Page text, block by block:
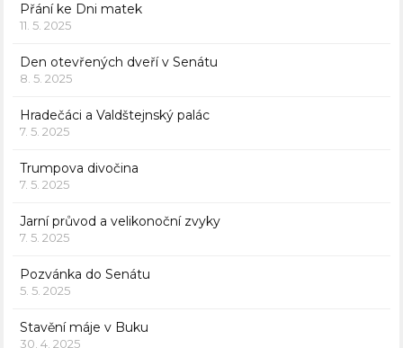
Přání ke Dni matek
11. 5. 2025
Den otevřených dveří v Senátu
8. 5. 2025
Hradečáci a Valdštejnský palác
7. 5. 2025
Trumpova divočina
7. 5. 2025
Jarní průvod a velikonoční zvyky
7. 5. 2025
Pozvánka do Senátu
5. 5. 2025
Stavění máje v Buku
30. 4. 2025